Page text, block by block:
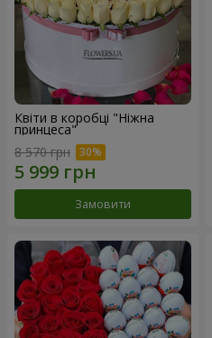
Квіти в коробці "Ніжна
принцеса"
8 570 грн
Замовити